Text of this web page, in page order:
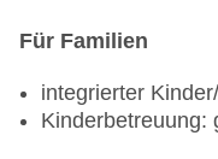
Gebühr,
Gerichte: ohne
klimatisierbar, mit
Für Familien
integrierter
Kinderbetreuung: